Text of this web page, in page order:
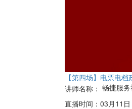
【第四场】电票电
讲师名称： 畅捷服
直播时间： 03月11日